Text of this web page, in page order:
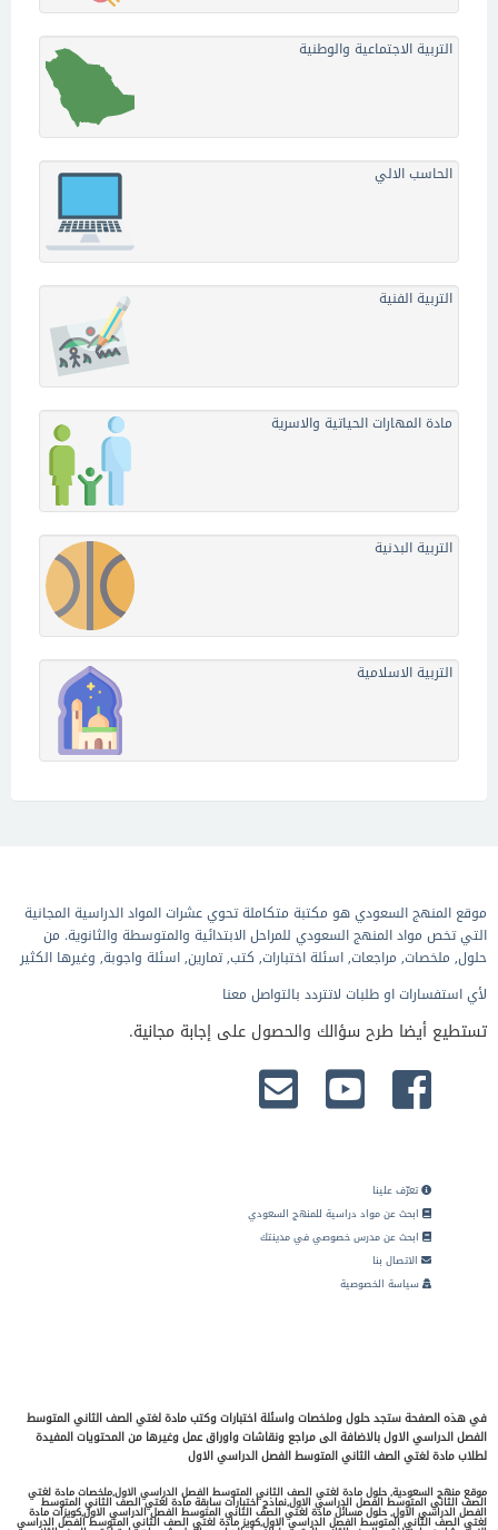
التربية الاجتماعية والوطنية
الحاسب الالي
التربية الفنية
مادة المهارات الحياتية والاسرية
التربية البدنية
التربية الاسلامية
موقع المنهج السعودي هو مكتبة متكاملة تحوي عشرات المواد الدراسية المجانية
التي تخص مواد المنهج السعودي للمراحل الابتدائية والمتوسطة والثانوية. من
حلول, ملخصات, مراجعات, اسئلة اختبارات, كتب, تمارين, اسئلة واجوبة, وغيرها الكثير
لأي استفسارات او طلبات لاتتردد بالتواصل معنا
تستطيع أيضا طرح سؤالك والحصول على إجابة مجانية.
تعرّف علينا
ابحث عن مواد دراسية للمنهج السعودي
ابحث عن مدرس خصوصي في مدينتك
الاتصال بنا
سياسة الخصوصية
في هذه الصفحة ستجد حلول وملخصات واسئلة اختبارات وكتب مادة لغتي الصف الثاني المتوسط
الفصل الدراسي الاول بالاضافة الى مراجع ونقاشات واوراق عمل وغيرها من المحتويات المفيدة
لطلاب مادة لغتي الصف الثاني المتوسط الفصل الدراسي الاول
موقع منهج السعودية, حلول مادة لغتي الصف الثاني المتوسط الفصل الدراسي الاول,ملخصات مادة لغتي
الصف الثاني المتوسط الفصل الدراسي الاول,نماذج اختبارات سابقة مادة لغتي الصف الثاني المتوسط
الفصل الدراسي الاول, حلول مسائل مادة لغتي الصف الثاني المتوسط الفصل الدراسي الاول,كويزات مادة
لغتي الصف الثاني المتوسط الفصل الدراسي الاول,كويز مادة لغتي الصف الثاني المتوسط الفصل الدراسي